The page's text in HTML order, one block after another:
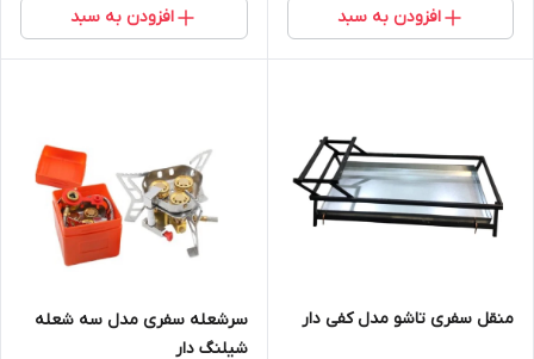
افزودن به سبد افزودن به سبد
منقل سفری تاشو مدل کفی دار
سرشعله سفری مدل سه شعله
شیلنگ دار